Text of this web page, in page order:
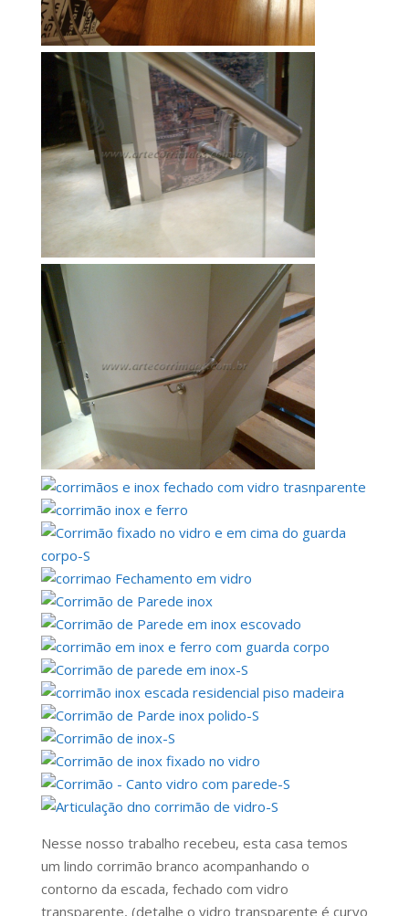
Nesse nosso trabalho recebeu, esta casa temos
um lindo corrimão branco acompanhando o
contorno da escada, fechado com vidro
transparente, (detalhe o vidro transparente é curvo